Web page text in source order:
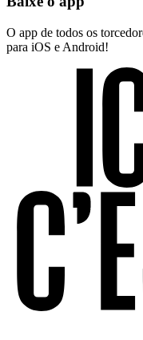
O app de todos os
para iOS e Android!